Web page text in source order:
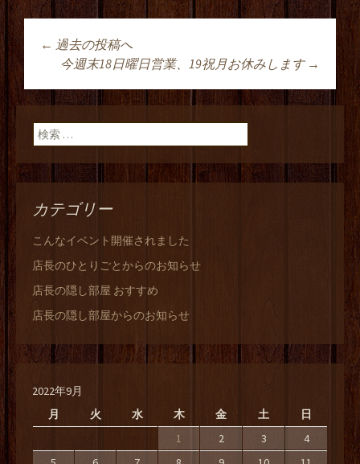
投稿ナビゲーショ
ン
← 過去の投稿へ
今週末18日曜日営業、19祝月お休みします →
検索:
カテゴリー
こんなイベント開催されました
店長のひとりごとからのお知らせ
店長の隠し部屋 おすすめ
店長の隠し部屋からのお知らせ
2022年9月
月
火 水 木 金 土 日
1 2 3
4